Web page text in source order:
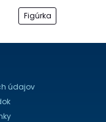
Figúrka
údajov